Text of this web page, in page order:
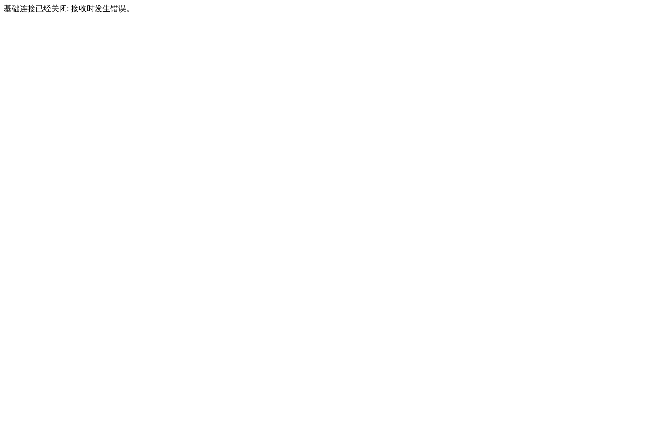
基础连接已经关闭: 接收时发生错误。